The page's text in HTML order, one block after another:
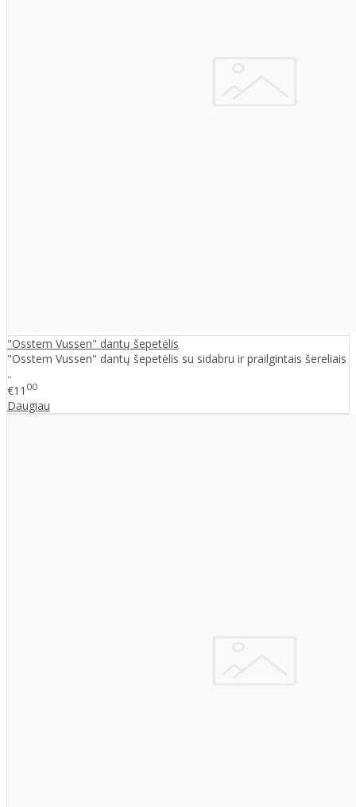
"Osstem Vussen" dantų šepetėlis
"Osstem Vussen" dantų šepetėlis su sidabru ir prailgintais šereliais
..
€11 00
Daugiau